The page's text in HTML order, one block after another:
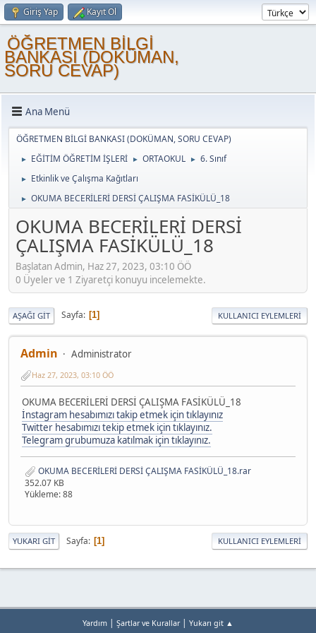
Giriş Yap Kayıt Ol
ÖĞRETMEN BİLGİ
BANKASI (DOKÜMAN,
SORU CEVAP)
Ana Menü
ÖĞRETMEN BİLGİ BANKASI (DOKÜMAN, SORU CEVAP)
► EĞİTİM ÖĞRETİM İŞLERİ ► ORTAOKUL ► 6. Sınıf
► Etkinlik ve Çalışma Kağıtları
► OKUMA BECERİLERİ DERSİ ÇALIŞMA FASİKÜLÜ_18
OKUMA BECERİLERİ DERSİ
ÇALIŞMA FASİKÜLÜ_18
Başlatan Admin, Haz 27, 2023, 03:10 ÖÖ
0 Üyeler ve 1 Ziyaretçi konuyu incelemekte.
AŞAĞI GIT Sayfa 1 KULLANICI EYLEMLERI
Admin Administrator
Haz 27, 2023, 03:10 ÖÖ
OKUMA BECERİLERİ DERSİ ÇALIŞMA FASİKÜLÜ_18
İnstagram hesabımızı takip etmek için tıklayınız
Twitter hesabımızı tekip etmek için tıklayınız.
Telegram grubumuza katılmak için tıklayınız.
OKUMA BECERİLERİ DERSİ ÇALIŞMA FASİKÜLÜ_18.rar
352.07 KB
Yükleme: 88
YUKARI GIT Sayfa 1 KULLANICI EYLEMLERI
Yardım | Şartlar ve Kurallar| Yukarı git ▲